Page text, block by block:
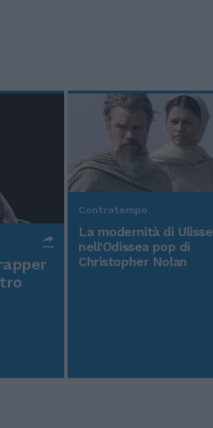
Controtempo
La modernità di Ulisse
nell'Odissea pop di
Christopher Nolan